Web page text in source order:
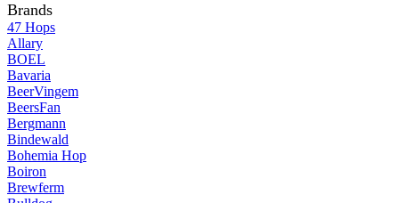
Brands
47 Hops
Allary
BOEL
Bavaria
BeerVingem
BeersFan
Bergmann
Bindewald
Bohemia Hop
Boiron
Brewferm